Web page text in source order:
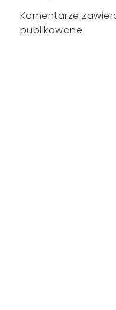
Komentarze
publikowane.